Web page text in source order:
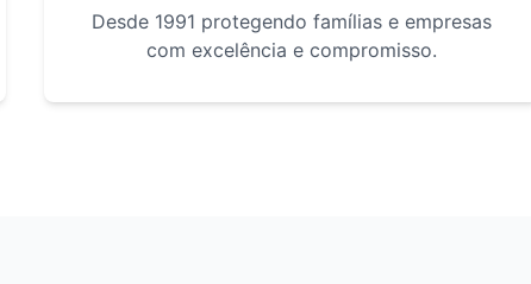
Desde 1991 protegendo famílias e empresas
com excelência e compromisso.